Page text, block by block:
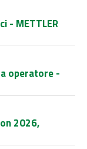
- METTLER
operatore -
2026,